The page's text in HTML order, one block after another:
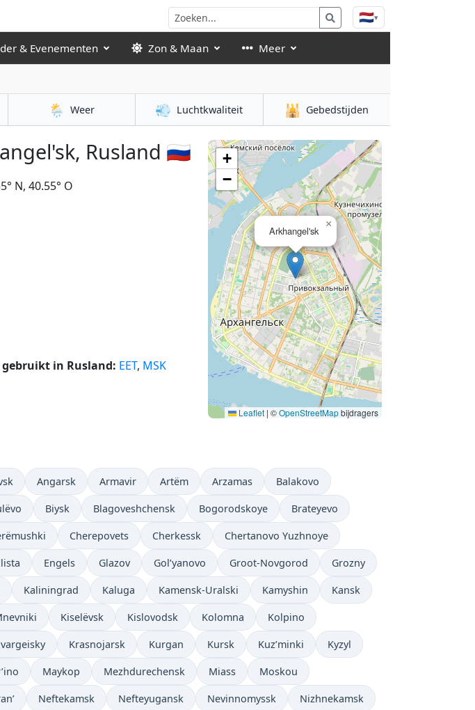
🇳🇱▾
& Evenementen Zon & Maan Meer
🌦️ Weer 💨 Luchtkwaliteit 🕌 Gebedstijden
Rusland 🇷🇺
N, 40.55° O
in Rusland: EET, MSK
Arkhangel'sk
×
+
−
Leaflet | ©OpenStreetMapbijdragers
Angarsk Armavir Artëm Arzamas Balakovo
Biysk Blagoveshchensk Bogorodskoye Brateyevo
Cherepovets Cherkessk Chertanovo Yuzhnoye
Engels Glazov Gol’yanovo Groot-Novgorod Grozny
Kaliningrad Kaluga Kamensk-Uralski Kamyshin Kansk
Kiselëvsk Kislovodsk Kolomna Kolpino
Krasnojarsk Kurgan Kursk Kuz’minki Kyzyl
Maykop Mezhdurechensk Miass Moskou
Neftekamsk Nefteyugansk Nevinnomyssk Nizhnekamsk